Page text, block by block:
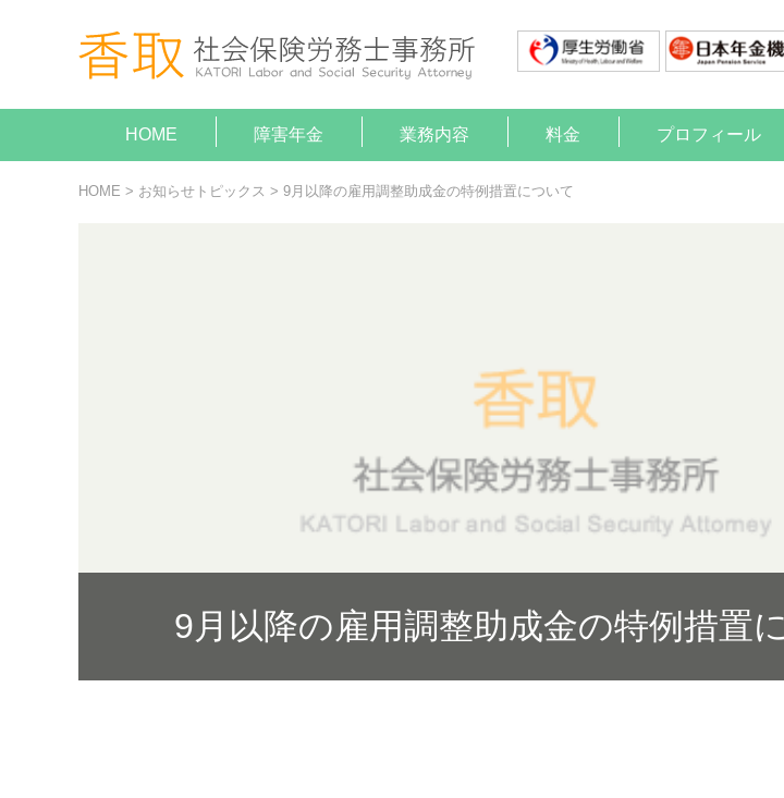
HOME 障害年金 業務内容
就業規則作成
助成金申請
障害年金サポート
顧問契約
給与計算
がん（病気）治療と就労の支援【企業様】
がん（病気）治療と就労の支援【労働者様】
料金 プロフィール
HOME > お知らせトピックス > 9月以降の雇用調整助成金の特例措置について
9月以降の雇用調整助成金の特例措置